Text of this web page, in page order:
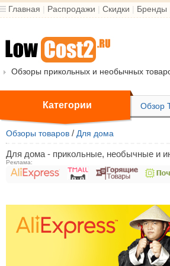
Главная | Распродажи | Скидки | Бренды
Обзоры прикольных и необычных
Категории Обзор
Обзоры товаров / Для дома
Для дома - прикольные, необычные и
Реклама: